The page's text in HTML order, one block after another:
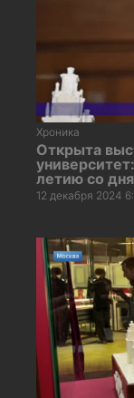
Хроника
Открыта
летию со
12 декабря 2024